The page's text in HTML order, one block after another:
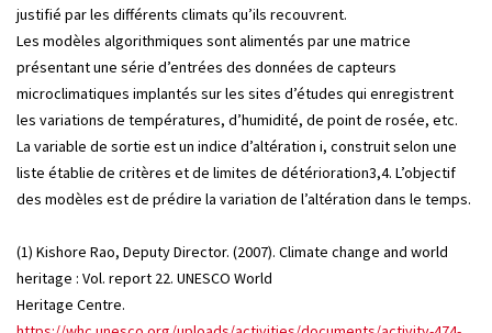
justifié par les différents climats qu’ils recouvrent.
Les modèles algorithmiques sont alimentés par une matrice
présentant une série d’entrées des données de capteurs
microclimatiques implantés sur les sites d’études qui enregistrent
les variations de températures, d’humidité, de point de rosée, etc.
La variable de sortie est un indice d’altération i, construit selon une
liste établie de critères et de limites de détérioration3,4. L’objectif
des modèles est de prédire la variation de l’altération dans le temps.
(1) Kishore Rao, Deputy Director. (2007). Climate change and world
heritage : Vol. report 22. UNESCO World
Heritage Centre.